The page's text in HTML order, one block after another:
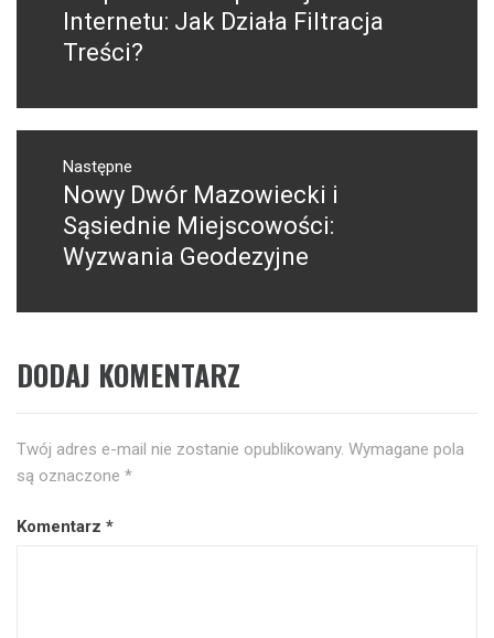
wpis:
Internetu: Jak Działa Filtracja
Treści?
Następne
Następny
post:
Nowy Dwór Mazowiecki i
Sąsiednie Miejscowości:
Wyzwania Geodezyjne
DODAJ KOMENTARZ
Twój adres e-mail nie zostanie opublikowany. Wymagane pola
są oznaczone *
Komentarz *